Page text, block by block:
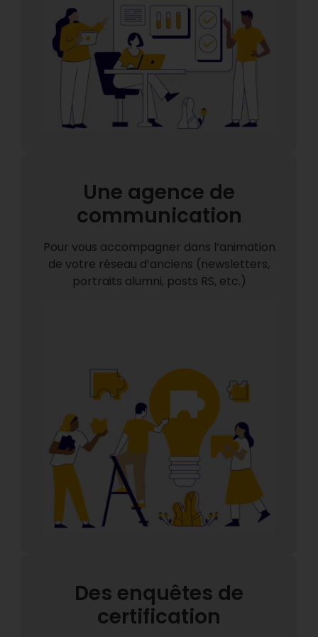
Une agence de
communication
Pour vous accompagner dans l’animation
de votre réseau d’anciens (newsletters,
portraits alumni, posts RS, etc.)
Des enquêtes de
certification